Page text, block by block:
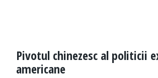
Pivotul chinezesc al politicii
americane